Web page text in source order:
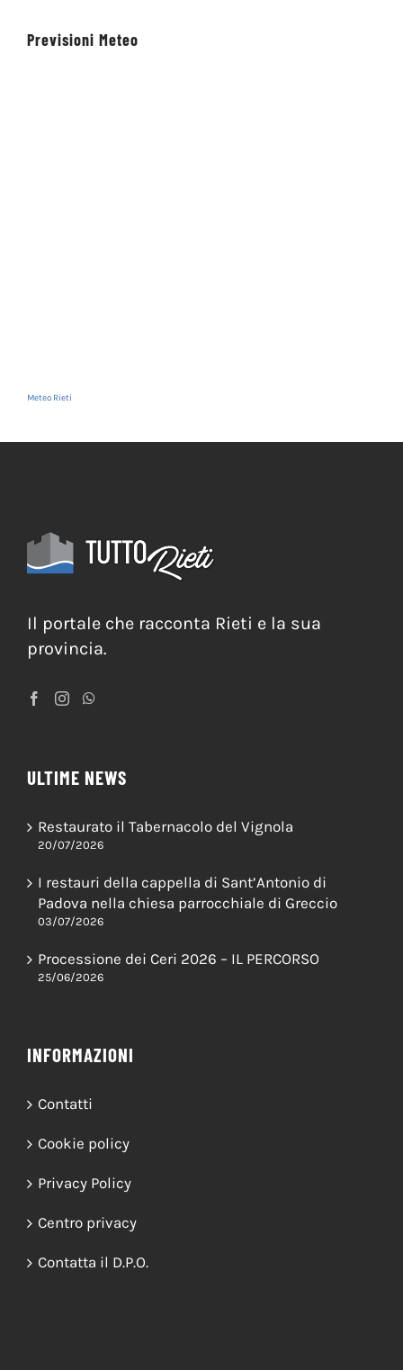
Previsioni Meteo
Meteo Rieti
Il portale che racconta Rieti e la sua
provincia.
ULTIME NEWS
Restaurato il Tabernacolo del Vignola
20/07/2026
I restauri della cappella di Sant’Antonio di
Padova nella chiesa parrocchiale di Greccio
03/07/2026
Processione dei Ceri 2026 – IL PERCORSO
25/06/2026
INFORMAZIONI
Contatti
Cookie policy
Privacy Policy
Centro privacy
Contatta il D.P.O.